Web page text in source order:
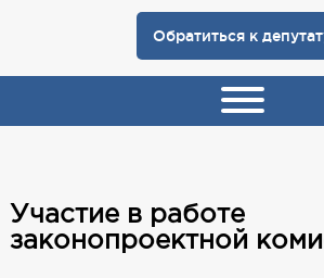
Обратиться к
Участие в работе
законопроектной